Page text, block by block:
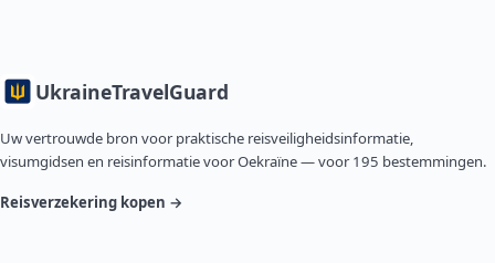
UkraineTravelGuard
Uw vertrouwde bron voor praktische reisveiligheidsinformatie,
visumgidsen en reisinformatie voor Oekraïne — voor 195 bestemmingen.
Reisverzekering kopen →